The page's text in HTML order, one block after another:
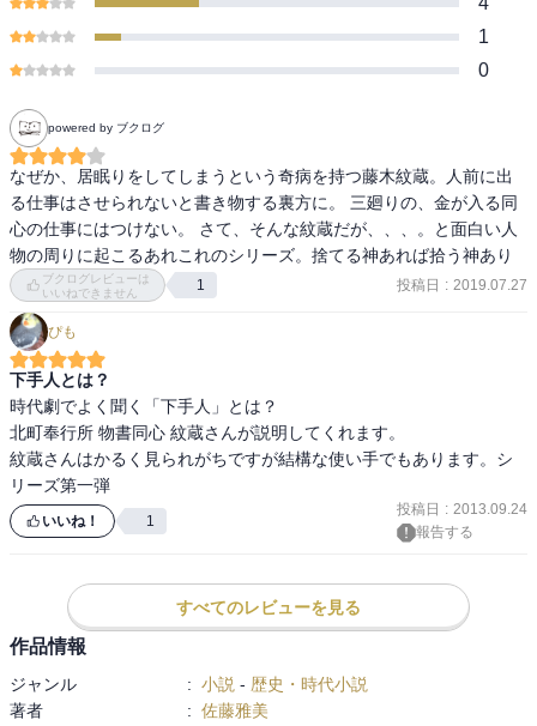
1
0
powered by ブクログ
なぜか、居眠りをしてしまうという奇病を持つ藤木紋蔵。人前に出
る仕事はさせられないと書き物する裏方に。 三廻りの、金が入る同
心の仕事にはつけない。 さて、そんな紋蔵だが、、、。と面白い人
物の周りに起こるあれこれのシリーズ。捨てる神あれば拾う神あり
ブクログレビューは
いいねできません
1 投稿日 : 2019.07.27
ぴも
下手人とは？
時代劇でよく聞く「下手人」とは？
北町奉行所 物書同心 紋蔵さんが説明してくれます。
紋蔵さんはかるく見られがちですが結構な使い手でもあります。シ
リーズ第一弾
いいね！ 1
投稿日 : 2013.09.24
報告する
すべてのレビューを見る
作品情報
ジャンル : 小説 - 歴史・時代小説
著者
: 佐藤雅美